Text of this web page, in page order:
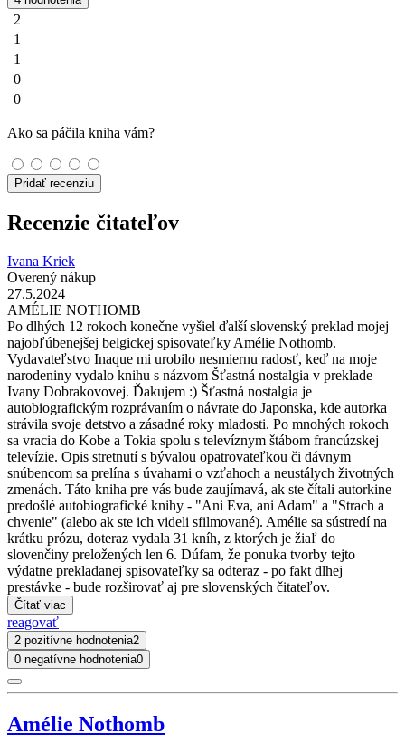
2
1
1
0
0
Ako sa páčila kniha vám?
Pridať recenziu
Recenzie čitateľov
Ivana Kriek
Overený nákup
27.5.2024
AMÉLIE NOTHOMB
Po dlhých 12 rokoch konečne vyšiel ďalší slovenský preklad mojej
najobľúbenejšej belgickej spisovateľky Amélie Nothomb.
Vydavateľstvo Inaque mi urobilo nesmiernu radosť, keď na moje
narodeniny vydalo knihu s názvom Šťastná nostalgia v preklade
Ivany Dobrakovovej. Ďakujem :) Šťastná nostalgia je
autobiografickým rozprávaním o návrate do Japonska, kde autorka
strávila svoje detstvo a zásadné roky mladosti. Po mnohých rokoch
sa vracia do Kobe a Tokia spolu s televíznym štábom francúzskej
televízie. Opis stretnutí s bývalou opatrovateľkou či dávnym
snúbencom sa prelína s úvahami o vzťahoch a neustálych životných
zmenách. Táto kniha pre vás bude zaujímavá, ak ste čítali autorkine
predošlé autobiografické knihy - "Ani Eva, ani Adam" a "Strach a
chvenie" (alebo ak ste ich videli sfilmované). Amélie sa sústredí na
krátku prózu, doteraz vydala 31 kníh, z ktorých je žiaľ do
slovenčiny preložených len 6. Dúfam, že ponuka tvorby tejto
výdatne prekladanej spisovateľky sa odteraz - po fakt dlhej
prestávke - bude rozširovať aj pre slovenských čitateľov.
Čítať viac
reagovať
2 pozitívne hodnotenia2
0 negatívne hodnotenia0
Amélie Nothomb